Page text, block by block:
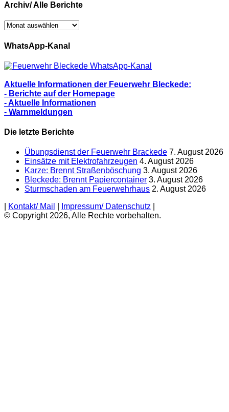
Archiv/ Alle Berichte
Archiv/
Berichte
WhatsApp-Kanal
Aktuelle Informationen der Feuerwehr Bleckede:
- Berichte auf der Homepage
- Aktuelle Informationen
- Warnmeldungen
Die letzte Berichte
Übungsdienst der Feuerwehr Brackede 7. August 2026
Einsätze mit Elektrofahrzeugen 4. August 2026
Karze: Brennt Straßenböschung 3. August 2026
Bleckede: Brennt Papiercontainer 3. August 2026
Sturmschaden am Feuerwehrhaus 2. August 2026
Kontakt/ Mail Impressum/ Datenschutz
© Copyright 2026, Alle Rechte vorbehalten.